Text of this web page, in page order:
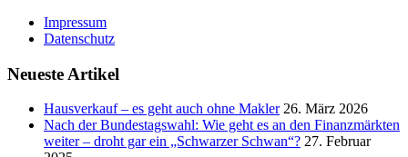
Impressum
Datenschutz
Neueste Artikel
Hausverkauf – es geht auch ohne Makler 26. März 2026
Nach der Bundestagswahl: Wie geht es an den Finanzmärkten
weiter – droht gar ein „Schwarzer Schwan“? 27. Februar